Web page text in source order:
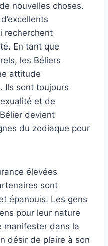
nouvelles choses.
recherchent
En tant que
les Béliers
attitude
Ils sont toujours
et de
devient
du zodiaque pour
élevées
sont
épanouis. Les gens
pour leur nature
manifester dans la
désir de plaire à son